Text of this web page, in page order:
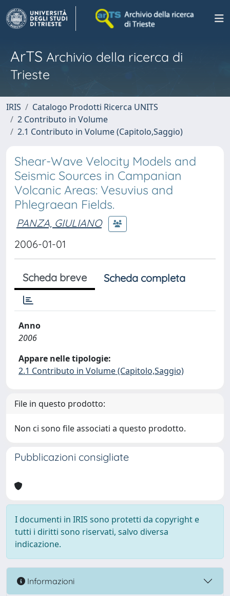
ArTS Archivio della ricerca di
Trieste
IRIS
Catalogo Prodotti Ricerca UNITS
2 Contributo in Volume
2.1 Contributo in Volume (Capitolo,Saggio)
Shear-Wave Velocity Models and
Seismic Sources in Campanian
Volcanic Areas: Vesuvius and
Phlegraean Fields.
PANZA, GIULIANO
2006-01-01
Scheda breve Scheda completa
Anno
2006
Appare nelle tipologie:
2.1 Contributo in Volume (Capitolo,Saggio)
File in questo prodotto:
Non ci sono file associati a questo prodotto.
Pubblicazioni consigliate
I documenti in IRIS sono protetti da copyright e
tutti i diritti sono riservati, salvo diversa
indicazione.
Informazioni